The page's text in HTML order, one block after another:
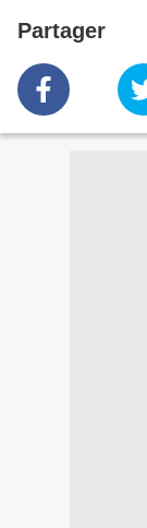
Partager